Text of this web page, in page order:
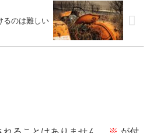
るのは難しい